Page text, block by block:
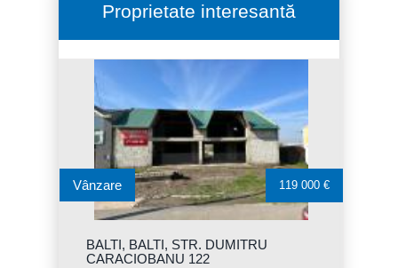
Proprietate interesantă
BALTI, BALTI, STR. DUMITRU
CARACIOBANU 122
Vânzare 119 000 €